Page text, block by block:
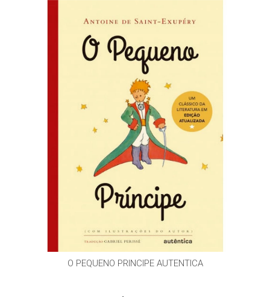
O PEQUENO PRINCIPE AUTENTICA